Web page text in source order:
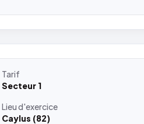
Tarif
Secteur 1
Lieud'exercice
Caylus (82)